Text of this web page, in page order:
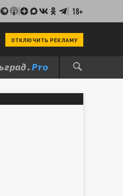
18+
ОТКЛЮЧИТЬ РЕКЛАМУ